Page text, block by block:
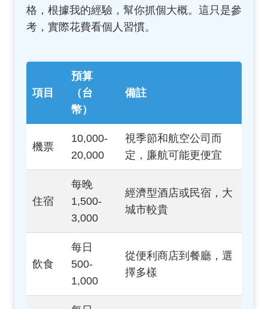
格，根據我的經驗，幫你抓個大概。這只是參
考，實際花費看個人習慣。
項目
預算
（台
幣）
備註
機票
10,000-
20,000
視季節和航空公司而
定，廉航可能更便宜
住宿
每晚
1,500-
3,000
經濟型酒店或民宿，大
城市較貴
飲食
每日
500-
1,000
從便利商店到餐廳，選
擇多樣